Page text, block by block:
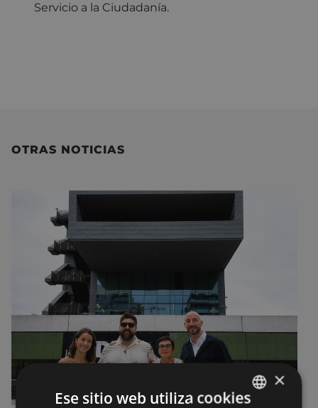
Servicio a la Ciudadanía.
OTRAS NOTICIAS
×
Ese sitio web utiliza cookies